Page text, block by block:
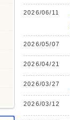
2026/06/11
2026/05/07
2026/04/21
2026/03/27
2026/03/12